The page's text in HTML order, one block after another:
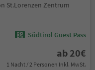
St.Lorenzen Zentrum
Südtirol Guest Pass
ab 20€
1 Nacht / 2 Personen Inkl. MwSt.